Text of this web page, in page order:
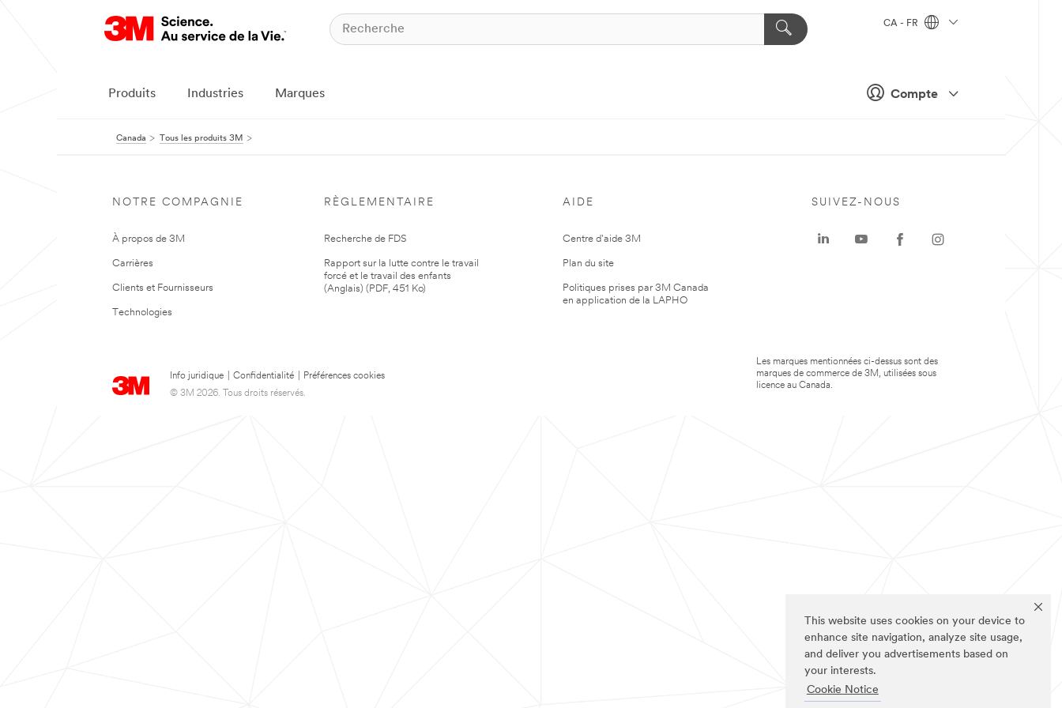
This website uses cookies on your device to
enhance site navigation, analyze site usage,
and deliver you advertisements based on
your interests.
Cookie Notice
Compte
CA - FR
Produits Industries Marques
Canada Tous les produits 3M
NOTRE COMPAGNIE
À propos de 3M
Carrières
Clients et Fournisseurs
Technologies
RÈGLEMENTAIRE
Recherche de FDS
Rapport sur la lutte contre le travail
forcé et le travail des enfants
(Anglais) (PDF, 451 Ko)
AIDE
Centre d'aide 3M
Plan du site
Politiques prises par 3M Canada
en application de la LAPHO
Info juridique Confidentialité
Préférences cookies
© 3M 2026. Tous droits réservés.
SUIVEZ-NOUS
Les marques mentionnées ci-dessus sont des
marques de commerce de 3M, utilisées sous
licence au Canada.